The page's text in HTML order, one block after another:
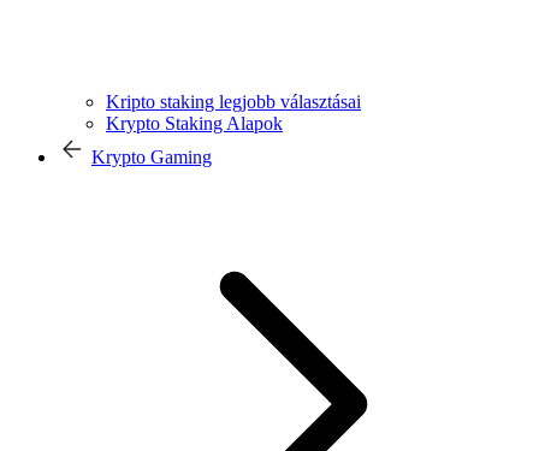
Kripto staking legjobb választásai
Krypto Staking Alapok
Krypto Gaming